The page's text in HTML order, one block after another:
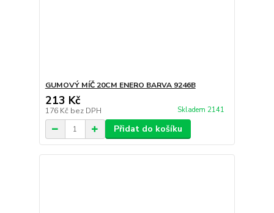
GUMOVÝ MÍČ 20CM ENERO BARVA 9246B
213 Kč
176 Kč bez DPH Skladem 2141
Přidat do košíku